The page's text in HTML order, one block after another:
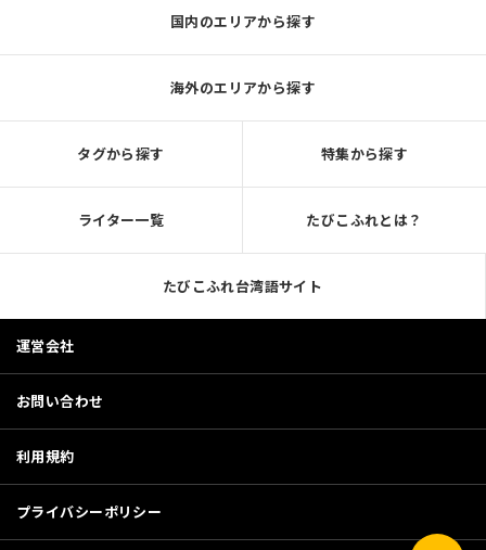
国内のエリアから探す
海外のエリアから探す
タグから探す 特集から探す
ライター一覧 たびこふれとは？
たびこふれ台湾語サイト
運営会社
お問い合わせ
利用規約
プライバシーポリシー